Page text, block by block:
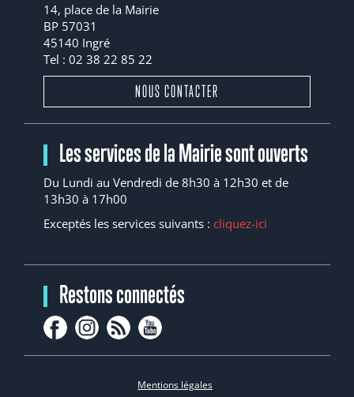
14, place de la Mairie
BP 57031
45140 Ingré
Tel : 02 38 22 85 22
NOUS CONTACTER
Les services de la Mairie sont ouverts
Du Lundi au Vendredi de 8h30 à 12h30 et de
13h30 à 17h00
Exceptés les services suivants : cliquez-ici
Restons connectés
Mentions légales